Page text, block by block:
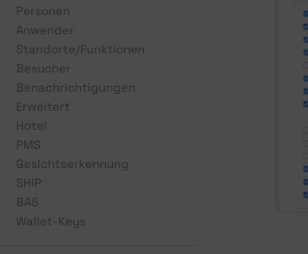
Personen
Anwender
Standorte/Funktionen
Besucher
Benachrichtigungen
Erweitert
Hotel
PMS
Gesichtserkennung
SHIP
BAS
Wallet-Keys